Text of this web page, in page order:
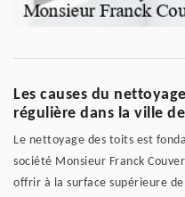
Les causes du
régulière dans la ville
Le nettoyage des toits est
société Monsieur Franck
offrir à la surface supérieure